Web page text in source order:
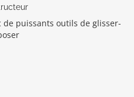
de puissants outils de glisser-